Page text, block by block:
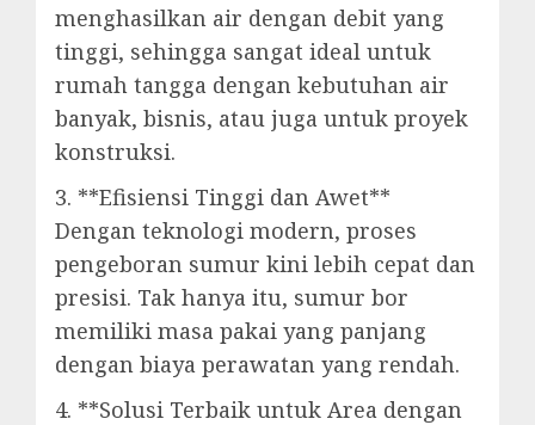
menghasilkan air dengan debit yang
tinggi, sehingga sangat ideal untuk
rumah tangga dengan kebutuhan air
banyak, bisnis, atau juga untuk proyek
konstruksi.
3. **Efisiensi Tinggi dan Awet**
Dengan teknologi modern, proses
pengeboran sumur kini lebih cepat dan
presisi. Tak hanya itu, sumur bor
memiliki masa pakai yang panjang
dengan biaya perawatan yang rendah.
4. **Solusi Terbaik untuk Area dengan